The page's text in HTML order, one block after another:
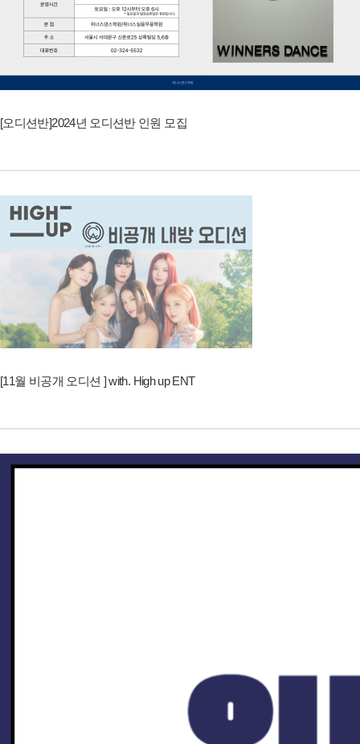
[오디션반]2024년 오디션반 인원 모집
[11월 비공개 오디션 ] with. High up ENT